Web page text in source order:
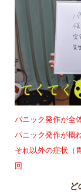
パニック発作が全
パニック発作が概
それ以外の症状（
回